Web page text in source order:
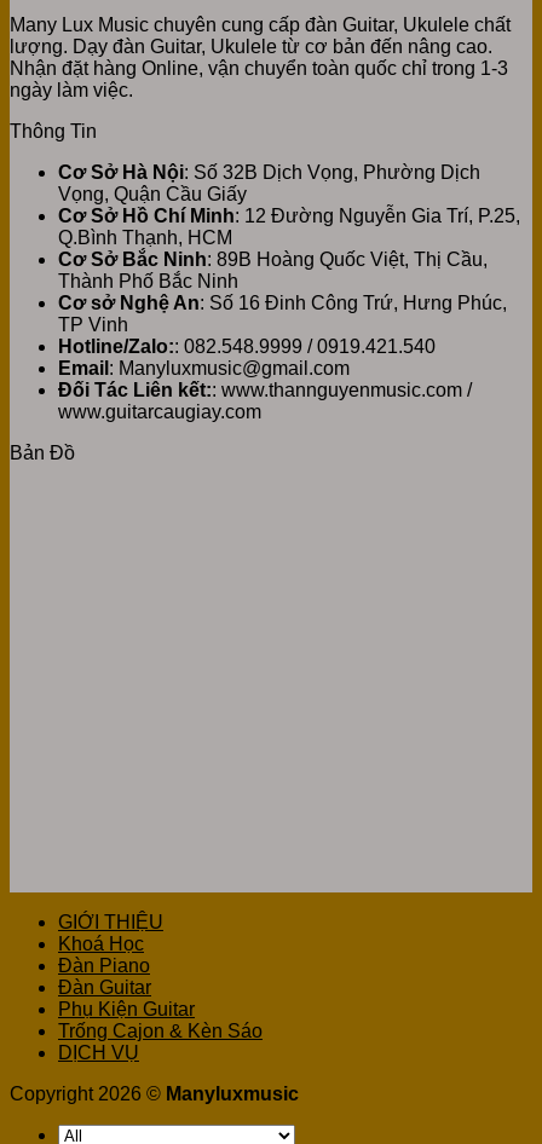
Many Lux Music chuyên cung cấp đàn Guitar, Ukulele chất
lượng. Dạy đàn Guitar, Ukulele từ cơ bản đến nâng cao.
Nhận đặt hàng Online, vận chuyển toàn quốc chỉ trong 1-3
ngày làm việc.
Thông Tin
Cơ Sở Hà Nội: Số 32B Dịch Vọng, Phường Dịch
Vọng, Quận Cầu Giấy
Cơ Sở Hồ Chí Minh: 12 Đường Nguyễn Gia Trí, P.25,
Q.Bình Thạnh, HCM
Cơ Sở Bắc Ninh: 89B Hoàng Quốc Việt, Thị Cầu,
Thành Phố Bắc Ninh
Cơ sở Nghệ An: Số 16 Đinh Công Trứ, Hưng Phúc,
TP Vinh
Hotline/Zalo:: 082.548.9999 / 0919.421.540
Email : Manyluxmusic@gmail.com
Đối Tác Liên kết:: www.thannguyenmusic.com /
www.guitarcaugiay.com
Bản Đồ
GIỚI THIỆU
Khoá Học
Đàn Piano
Đàn Guitar
Phụ Kiện Guitar
Trống Cajon & Kèn Sáo
DỊCH VỤ
Copyright 2026 © Manyluxmusic